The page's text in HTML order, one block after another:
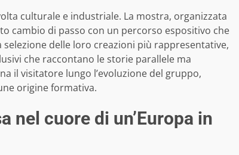
culturale e industriale. La mostra, organizzata
cambio di passo con un percorso espositivo che
selezione delle loro creazioni più rappresentative,
che raccontano le storie parallele ma
il visitatore lungo l’evoluzione del gruppo,
origine formativa.
nel cuore di un’Europa in